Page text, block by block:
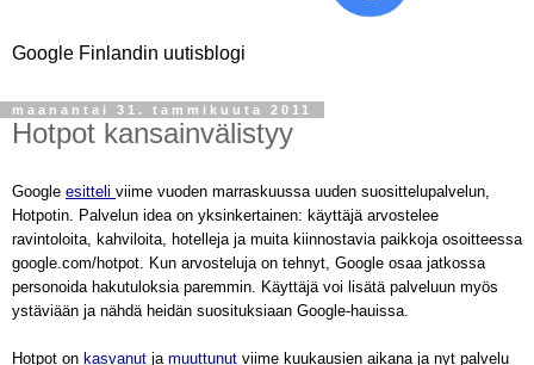
Google Finlandin uutisblogi
maanantai 31. tammikuuta 2011
Hotpot kansainvälistyy
Google esitteli viime vuoden marraskuussa uuden suosittelupalvelun,
Hotpotin. Palvelun idea on yksinkertainen: käyttäjä arvostelee
ravintoloita, kahviloita, hotelleja ja muita kiinnostavia paikkoja osoitteessa
google.com/hotpot. Kun arvosteluja on tehnyt, Google osaa jatkossa
personoida hakutuloksia paremmin. Käyttäjä voi lisätä palveluun myös
ystäviään ja nähdä heidän suosituksiaan Google-hauissa.
Hotpot on kasvanut ja muuttunut viime kuukausien aikana ja nyt palvelu